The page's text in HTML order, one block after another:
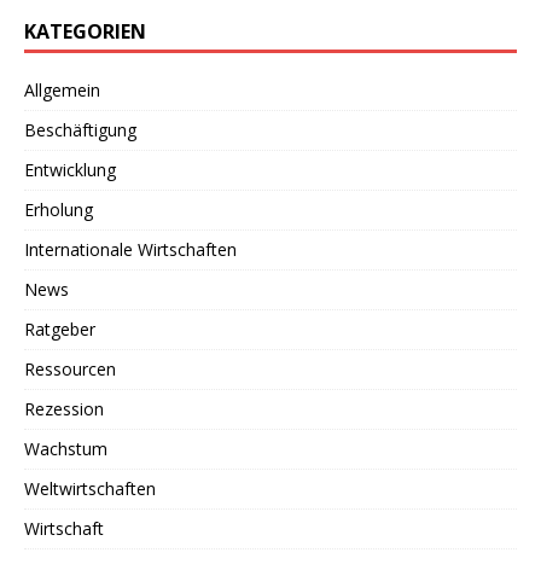
KATEGORIEN
Allgemein
Beschäftigung
Entwicklung
Erholung
Internationale Wirtschaften
News
Ratgeber
Ressourcen
Rezession
Wachstum
Weltwirtschaften
Wirtschaft